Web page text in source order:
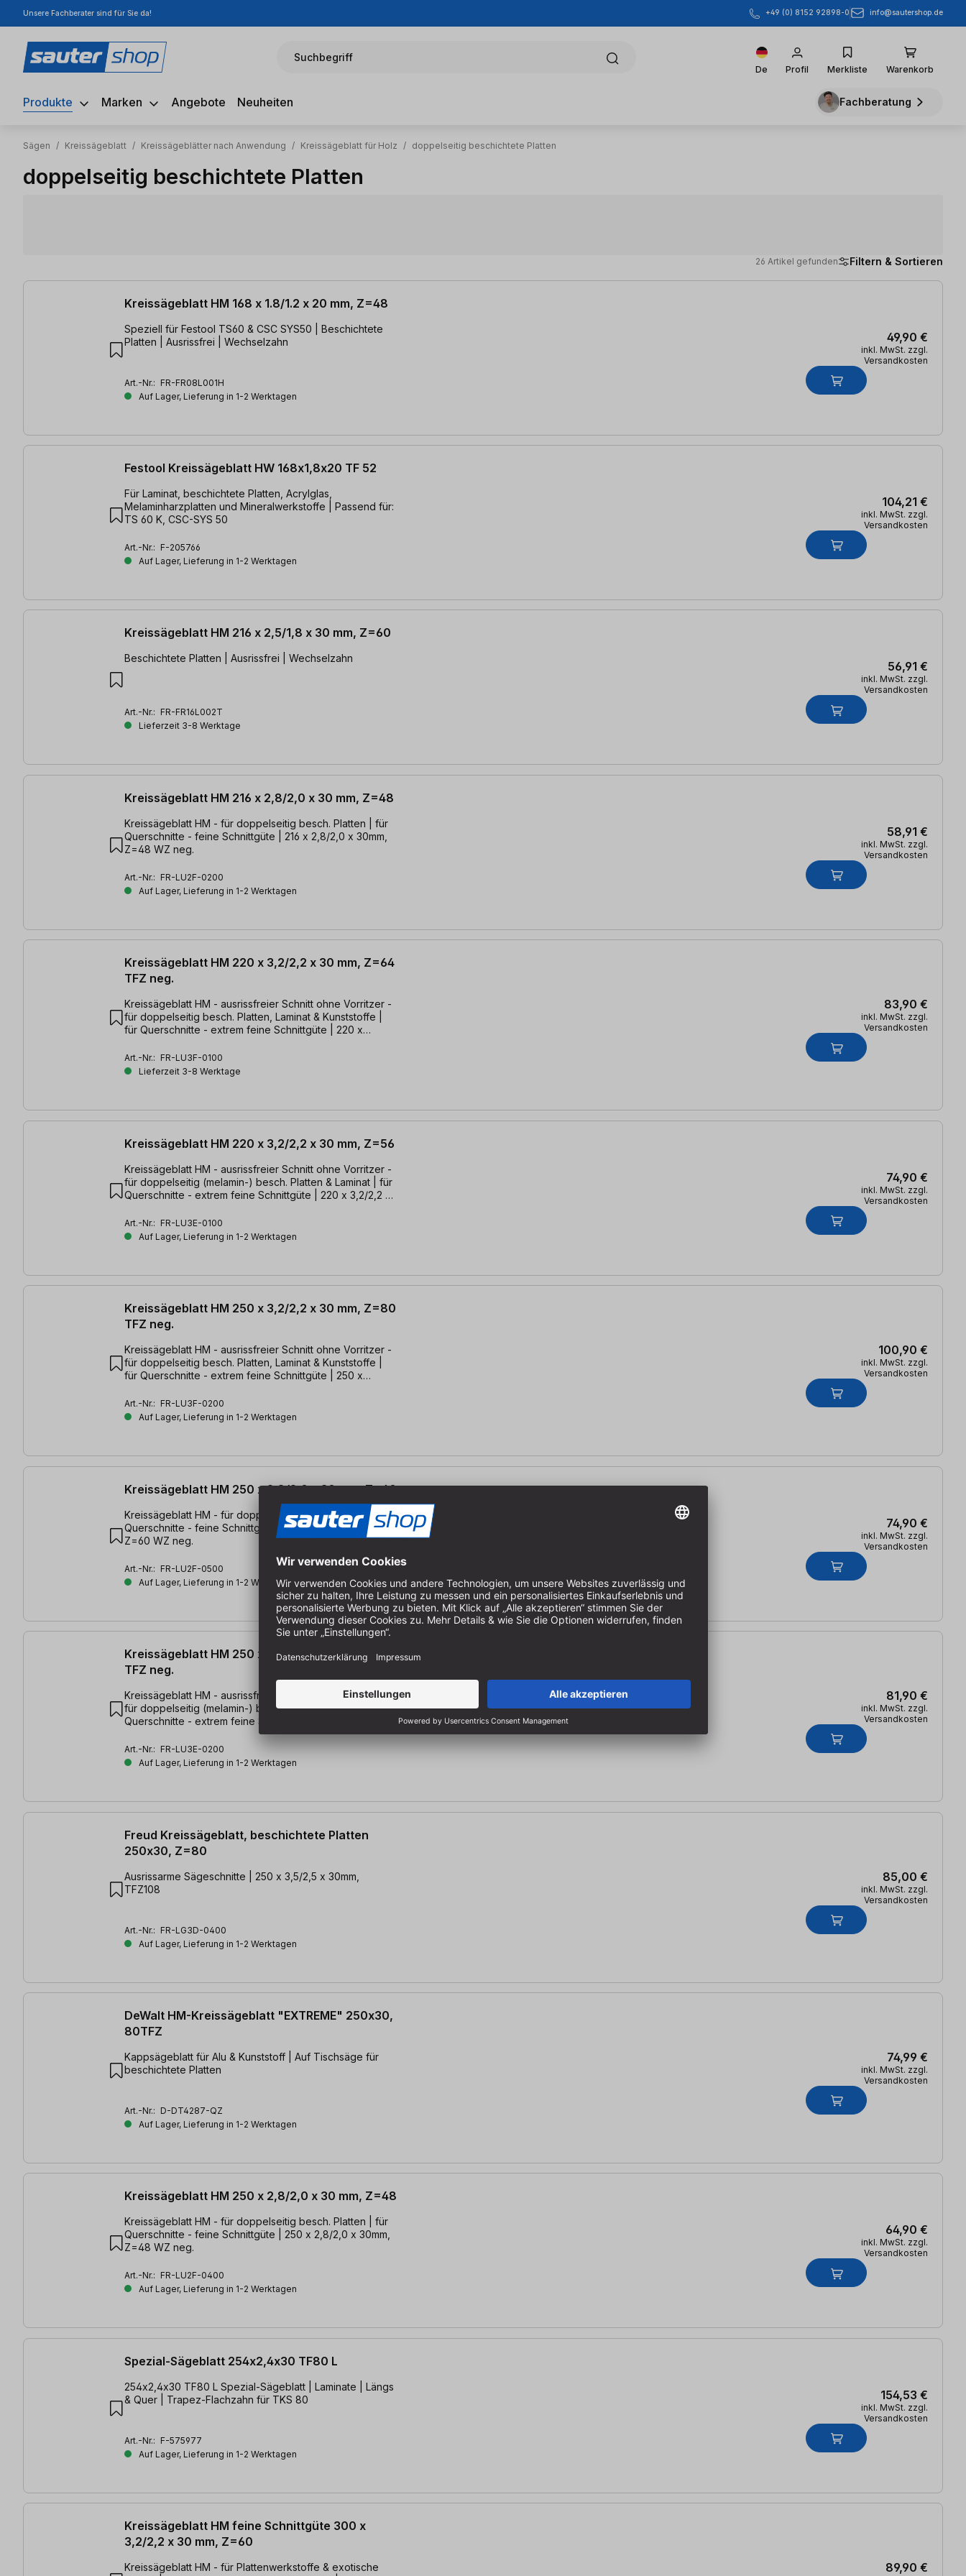
Hauptinhalt springen
Zur Suche springen
Zur Hauptnavigation springen
Unsere Fachberater sind für Sie da! +49 (0) 8152 92898-0 info@sautershop.de
Suchbegriff
De Profil Merkliste Warenkorb
Produkte Marken Angebote Neuheiten Fachberatung
Sägen / Kreissägeblatt / Kreissägeblätter nach Anwendung / Kreissägeblatt für Holz / doppelseitig beschichtete Platten
doppelseitig beschichtete Platten
26 Artikel gefunden Filtern & Sortieren
26 Artikel gefunden
Kreissägeblatt HM 168 x 1.8/1.2 x 20 mm, Z=48
Speziell für Festool TS60 & CSC SYS50 | Beschichtete
Platten | Ausrissfrei | Wechselzahn
Art.-Nr.: FR-FR08L001H
Auf Lager, Lieferung in 1-2 Werktagen
49,90 €
inkl. MwSt. zzgl.
Versandkosten
Festool Kreissägeblatt HW 168x1,8x20 TF 52
Für Laminat, beschichtete Platten, Acrylglas,
Melaminharzplatten und Mineralwerkstoffe | Passend für:
TS 60 K, CSC-SYS 50
Art.-Nr.: F-205766
Auf Lager, Lieferung in 1-2 Werktagen
104,21 €
inkl. MwSt. zzgl.
Versandkosten
Kreissägeblatt HM 216 x 2,5/1,8 x 30 mm, Z=60
Beschichtete Platten | Ausrissfrei | Wechselzahn
Art.-Nr.: FR-FR16L002T
Lieferzeit 3-8 Werktage
56,91 €
inkl. MwSt. zzgl.
Versandkosten
Kreissägeblatt HM 216 x 2,8/2,0 x 30 mm, Z=48
Kreissägeblatt HM - für doppelseitig besch. Platten | für
Querschnitte - feine Schnittgüte | 216 x 2,8/2,0 x 30mm,
Z=48 WZ neg.
Art.-Nr.: FR-LU2F-0200
Auf Lager, Lieferung in 1-2 Werktagen
58,91 €
inkl. MwSt. zzgl.
Versandkosten
Kreissägeblatt HM 220 x 3,2/2,2 x 30 mm, Z=64
TFZ neg.
Kreissägeblatt HM - ausrissfreier Schnitt ohne Vorritzer -
für doppelseitig besch. Platten, Laminat & Kunststoffe |
für Querschnitte - extrem feine Schnittgüte | 220 x
Art.-Nr.: FR-LU3F-0100
Lieferzeit 3-8 Werktage
83,90 €
inkl. MwSt. zzgl.
Versandkosten
Kreissägeblatt HM 220 x 3,2/2,2 x 30 mm, Z=56
Kreissägeblatt HM - ausrissfreier Schnitt ohne Vorritzer -
für doppelseitig (melamin-) besch. Platten & Laminat | für
Querschnitte - extrem feine Schnittgüte | 220 x 3,2/2,2 x
Art.-Nr.: FR-LU3E-0100
Auf Lager, Lieferung in 1-2 Werktagen
74,90 €
inkl. MwSt. zzgl.
Versandkosten
Kreissägeblatt HM 250 x 3,2/2,2 x 30 mm, Z=80
TFZ neg.
Kreissägeblatt HM - ausrissfreier Schnitt ohne Vorritzer -
für doppelseitig besch. Platten, Laminat & Kunststoffe |
für Querschnitte - extrem feine Schnittgüte | 250 x
Art.-Nr.: FR-LU3F-0200
Auf Lager, Lieferung in 1-2 Werktagen
100,90 €
inkl. MwSt. zzgl.
Versandkosten
Kreissägeblatt HM 250 x 2,8/2,0 x 30 mm, Z=60
Kreissägeblatt HM - für doppelseitig besch. Platten | für
Querschnitte - feine Schnittgüte | 250 x 2,8/2,0 x 30mm,
Z=60 WZ neg.
Art.-Nr.: FR-LU2F-0500
Auf Lager, Lieferung in 1-2 Werktagen
74,90 €
inkl. MwSt. zzgl.
Versandkosten
Kreissägeblatt HM 250 x 3,2/2,2 x 30 mm, Z=60
TFZ neg.
Kreissägeblatt HM - ausrissfreier Schnitt ohne Vorritzer -
für doppelseitig (melamin-) besch. Platten & Laminat | für
Querschnitte - extrem feine Schnittgüte | 250 x 3,2/2,2 x
Art.-Nr.: FR-LU3E-0200
Auf Lager, Lieferung in 1-2 Werktagen
81,90 €
inkl. MwSt. zzgl.
Versandkosten
Freud Kreissägeblatt, beschichtete Platten
250x30, Z=80
Ausrissarme Sägeschnitte | 250 x 3,5/2,5 x 30mm,
TFZ108
Art.-Nr.: FR-LG3D-0400
Auf Lager, Lieferung in 1-2 Werktagen
85,00 €
inkl. MwSt. zzgl.
Versandkosten
DeWalt HM-Kreissägeblatt "EXTREME" 250x30,
80TFZ
Kappsägeblatt für Alu & Kunststoff | Auf Tischsäge für
beschichtete Platten
Art.-Nr.: D-DT4287-QZ
Auf Lager, Lieferung in 1-2 Werktagen
74,99 €
inkl. MwSt. zzgl.
Versandkosten
Kreissägeblatt HM 250 x 2,8/2,0 x 30 mm, Z=48
Kreissägeblatt HM - für doppelseitig besch. Platten | für
Querschnitte - feine Schnittgüte | 250 x 2,8/2,0 x 30mm,
Z=48 WZ neg.
Art.-Nr.: FR-LU2F-0400
Auf Lager, Lieferung in 1-2 Werktagen
64,90 €
inkl. MwSt. zzgl.
Versandkosten
Spezial-Sägeblatt 254x2,4x30 TF80 L
254x2,4x30 TF80 L Spezial-Sägeblatt | Laminate | Längs
& Quer | Trapez-Flachzahn für TKS 80
Art.-Nr.: F-575977
Auf Lager, Lieferung in 1-2 Werktagen
154,53 €
inkl. MwSt. zzgl.
Versandkosten
Kreissägeblatt HM feine Schnittgüte 300 x
3,2/2,2 x 30 mm, Z=60
Kreissägeblatt HM - für Plattenwerkstoffe & exotische
89,90 €